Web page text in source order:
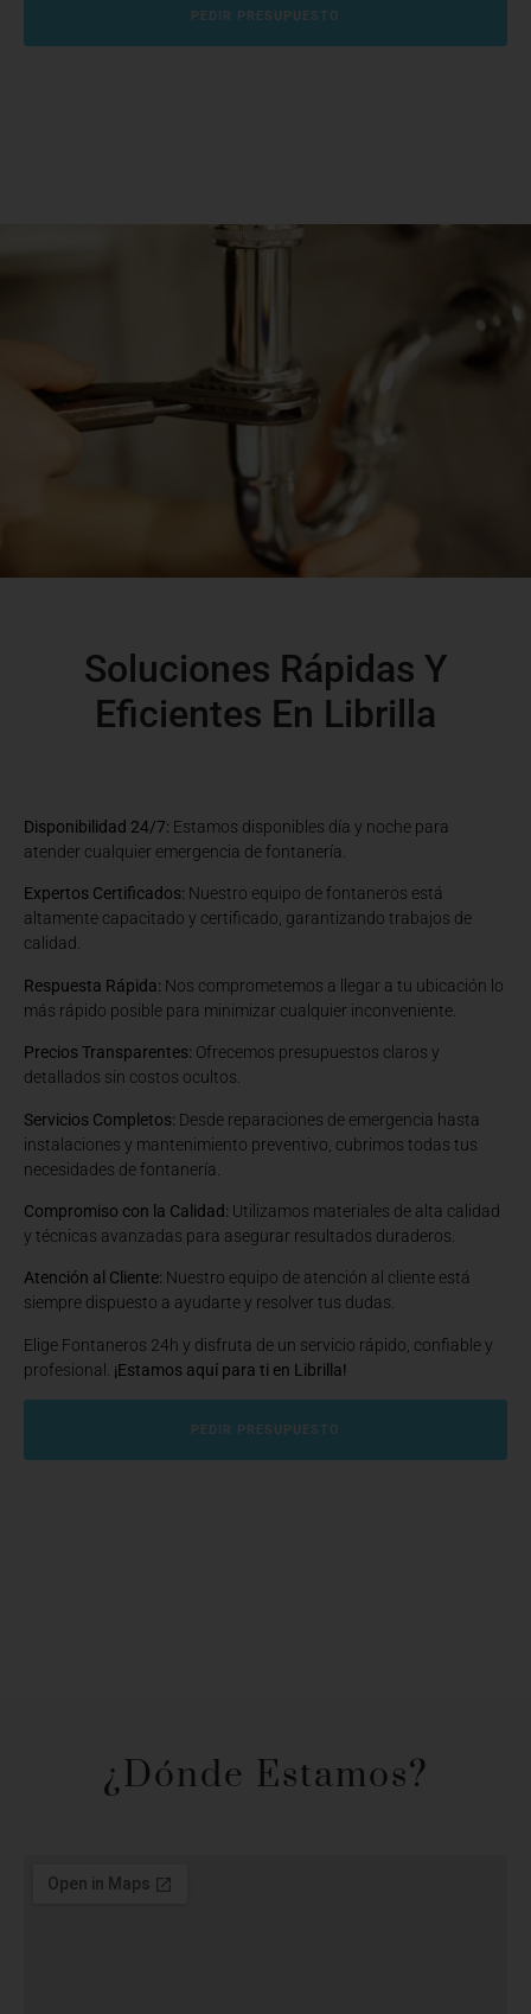
PEDIR PRESUPUESTO
Soluciones Rápidas Y
Eficientes En Librilla
Disponibilidad 24/7: Estamos disponibles día y noche para
atender cualquier emergencia de fontanería.
Expertos Certificados: Nuestro equipo de fontaneros está
altamente capacitado y certificado, garantizando trabajos de
calidad.
Respuesta Rápida: Nos comprometemos a llegar a tu ubicación lo
más rápido posible para minimizar cualquier inconveniente.
Precios Transparentes: Ofrecemos presupuestos claros y
detallados sin costos ocultos.
Servicios Completos: Desde reparaciones de emergencia hasta
instalaciones y mantenimiento preventivo, cubrimos todas tus
necesidades de fontanería.
Compromiso con la Calidad: Utilizamos materiales de alta calidad
y técnicas avanzadas para asegurar resultados duraderos.
Atención al Cliente: Nuestro equipo de atención al cliente está
siempre dispuesto a ayudarte y resolver tus dudas.
Elige Fontaneros 24h y disfruta de un servicio rápido, confiable y
profesional. ¡Estamos aquí para ti en Librilla!
PEDIR PRESUPUESTO
¿Dónde Estamos?​